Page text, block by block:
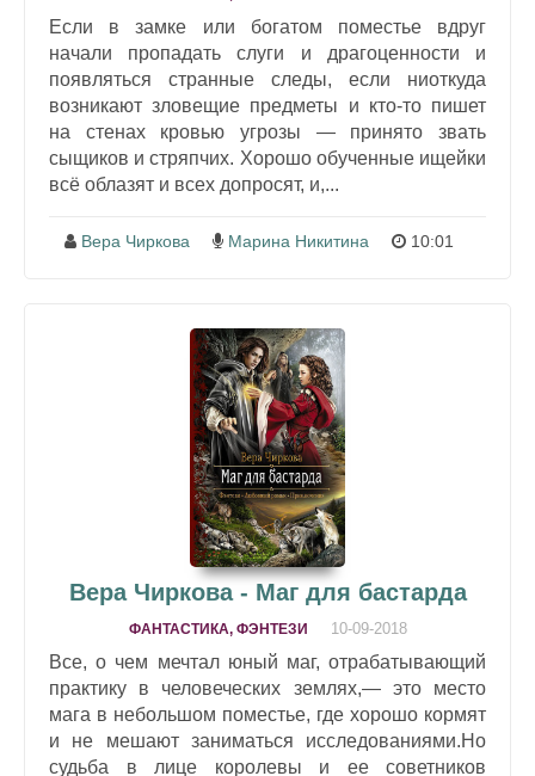
Если в замке или богатом поместье вдруг
начали пропадать слуги и драгоценности и
появляться странные следы, если ниоткуда
возникают зловещие предметы и кто-то пишет
на стенах кровью угрозы — принято звать
сыщиков и стряпчих. Хорошо обученные ищейки
всё облазят и всех допросят, и,...
Вера Чиркова Марина Никитина 10:01
Вера Чиркова - Маг для бастарда
ФАНТАСТИКА, ФЭНТЕЗИ 10-09-2018
Все, о чем мечтал юный маг, отрабатывающий
практику в человеческих землях,— это место
мага в небольшом поместье, где хорошо кормят
и не мешают заниматься исследованиями.Но
судьба в лице королевы и ее советников